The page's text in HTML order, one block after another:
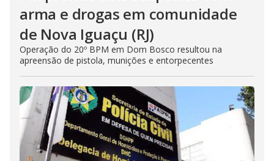
arma e drogas em comunidade
de Nova Iguaçu (RJ)
Operação do 20º BPM em Dom Bosco resultou na
apreensão de pistola, munições e entorpecentes